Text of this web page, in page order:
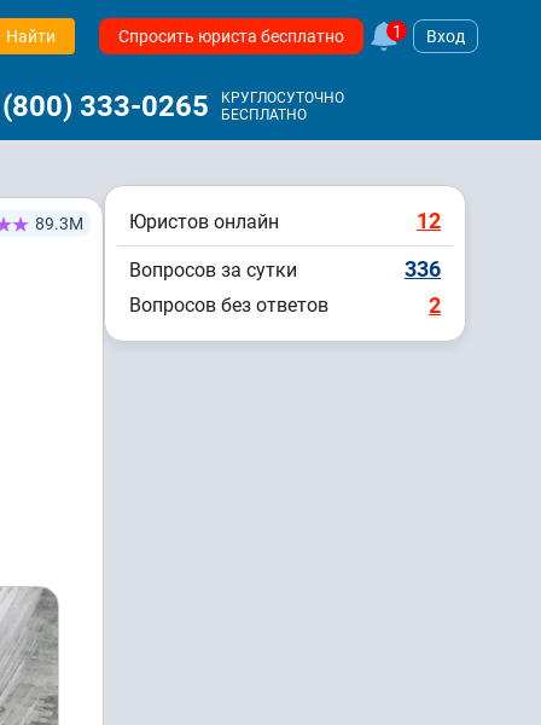
Найти Спросить юриста бесплатно 1 Вход
333-0265
КРУГЛОСУТОЧНО
БЕСПЛАТНО
89.3М Юристов онлайн 12
Вопросов за сутки 336
Вопросов без ответов 2